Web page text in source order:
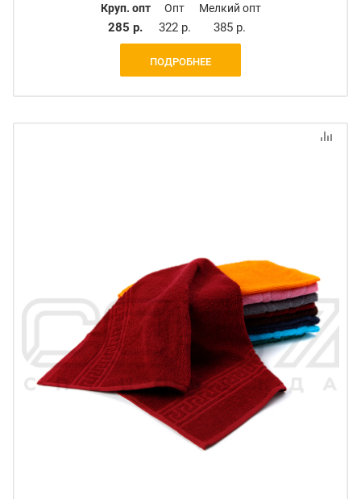
Круп. опт
285 р.
Опт
322 р.
Мелкий опт
385 р.
ПОДРОБНЕЕ